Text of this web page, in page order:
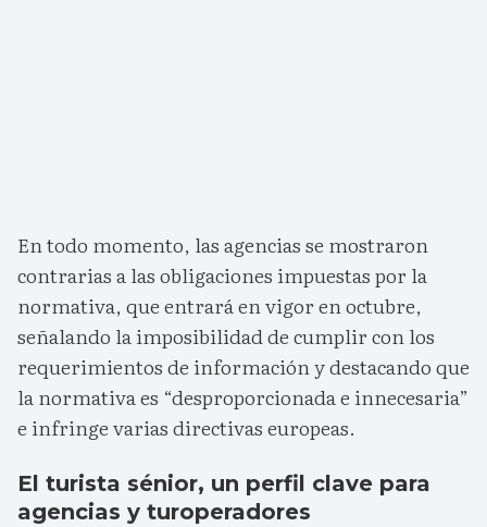
En todo momento, las agencias se mostraron
contrarias a las obligaciones impuestas por la
normativa, que entrará en vigor en octubre,
señalando la imposibilidad de cumplir con los
requerimientos de información y destacando que
la normativa es “desproporcionada e innecesaria”
e infringe varias directivas europeas.
El turista sénior, un perfil clave para
agencias y turoperadores